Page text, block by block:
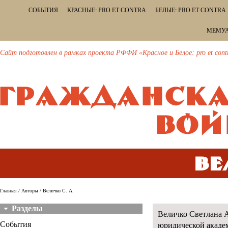
СОБЫТИЯ КРАСНЫЕ: PRO ET CONTRA БЕЛЫЕ: PRO ET CONTRA
Сайт подготовлен в рамках проекта РФФИ «Красное и Белое: pro et
Главная / Авторы / Величко С. А.
Разделы
События
Величко Светлана
юридической